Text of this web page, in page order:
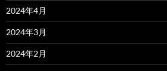
2024年4月
2024年3月
2024年2月